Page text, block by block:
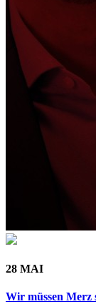
28 MAI
Wir müssen Merz